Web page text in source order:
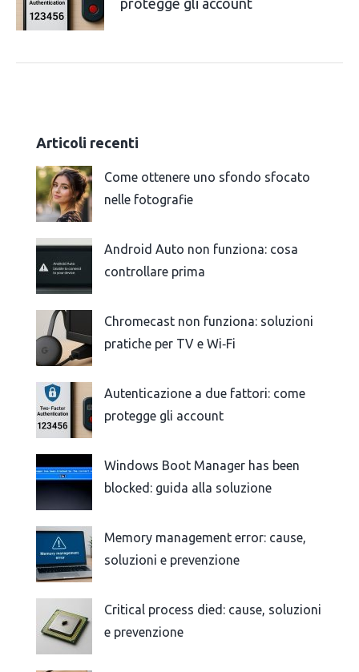
protegge gli account
Articoli recenti
Come ottenere uno sfondo sfocato
nelle fotografie
Android Auto non funziona: cosa
controllare prima
Chromecast non funziona: soluzioni
pratiche per TV e Wi‑Fi
Autenticazione a due fattori: come
protegge gli account
Windows Boot Manager has been
blocked: guida alla soluzione
Memory management error: cause,
soluzioni e prevenzione
Critical process died: cause, soluzioni
e prevenzione